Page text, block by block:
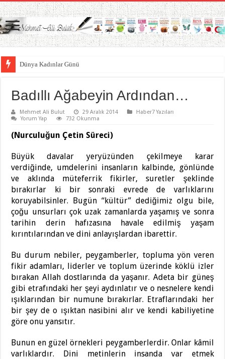
Dünya Kadınlar Günü
Badıllı Ağabeyin Ardından…
Mehmet Ali Bulut 29 Aralık 2014
Haber7 Yazıları
Yorum Yap
732 Okunma
(Nurculuğun Çetin Süreci)
Büyük davalar yeryüzünden çekilmeye karar
verdiğinde, umdelerini insanların kalbinde, gönlünde
ve aklında müteferrik fikirler, suretler şeklinde
bırakırlar ki bir sonraki evrede de varlıklarını
koruyabilsinler. Bugün “kültür” dediğimiz olgu bile,
çoğu unsurları çok uzak zamanlarda yaşamış ve sonra
tarihin derin hafızasına havale edilmiş yaşam
kırıntılarından ve dini anlayışlardan ibarettir.
Bu durum nebiler, peygamberler, topluma yön veren
fikir adamları, liderler ve toplum üzerinde köklü izler
bırakan Allah dostlarında da yaşanır. Adeta bir güneş
gibi etrafındaki her şeyi aydınlatır ve o nesnelere kendi
ışıklarından bir numune bırakırlar. Etraflarındaki her
bir şey de o ışıktan nasibini alır ve kendi kabiliyetine
göre onu yansıtır.
Bunun en güzel örnekleri peygamberlerdir. Onlar kâmil
varlıklardır. Dini metinlerin insanda var etmek